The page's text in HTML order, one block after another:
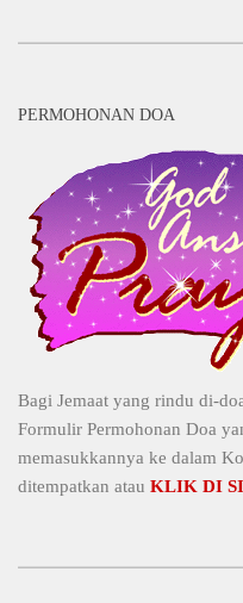
PERMOHONAN DOA
Bagi Jemaat yang rindu di-
Formulir Permohonan Doa
memasukkannya ke dalam
ditempatkan atau KLIK DI